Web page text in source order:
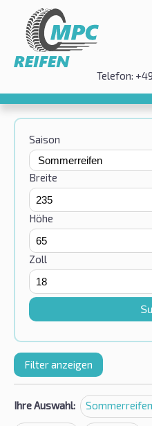
Telefon:
Saison
Breite
Höhe
Zoll
Filter anzeigen
Ihre Auswahl: Sommerreifen